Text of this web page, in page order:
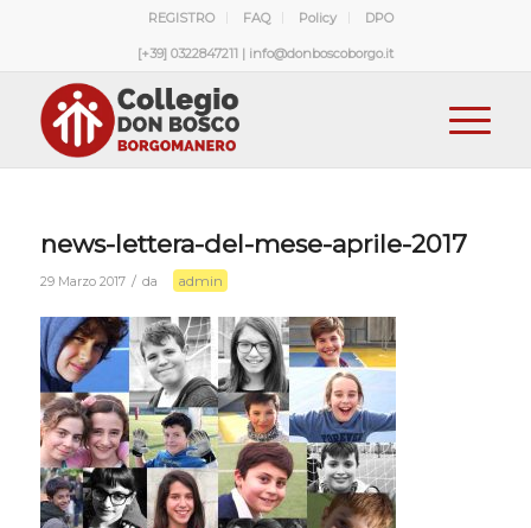
REGISTRO FAQ Policy DPO
[+39] 0322847211 | info@donboscoborgo.it
news-lettera-del-mese-aprile-2017
29 Marzo 2017 / da admin